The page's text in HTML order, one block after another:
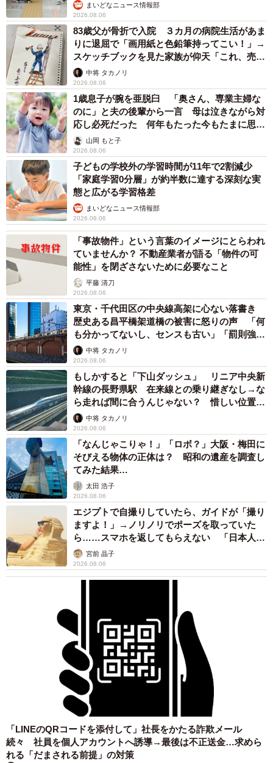
まいどなニュース情報部
2026.08.06
83歳父が骨折で入院 ３カ月の病院生活があま
りに退屈で「画用紙と色鉛筆持ってこい！」→
スケッチブックを見た家族が仰天「これ、売れ
ますよ…」
中将 タカノリ
2026.08.06
1歳息子が腕を亜脱臼 「奥さん、専業主婦な
のに」と夫の後輩から一言 母は泣きながら対
応し必死だった 何年もたった今もたまに思い
出し…山岡 もと子
2026.08.06
子どもの学校外の学習時間が11年で2割減少
「家庭学習0分層」が約半数に達する深刻な実
態と広がる学習格差
まいどなニュース情報部
2026.08.06
「事故物件」という言葉のイメージにとらわれ
ていませんか？ 不動産業者が語る「物件の可
能性」を閉ざさないために必要なこと
平藤 清刀
2026.08.06
東京・千代田区の中央線高架に心ない落書き
歴史ある昌平橋架道橋の被害に怒りの声 「何
も分かってないし、センスも古い」「罰則強化
して」中将 タカノリ
2026.08.06
もしかすると「下山ダッシュ」 リニア中央新
幹線の長野県駅 在来線との乗り継ぎなし→な
ら走れば間に合うんじゃない？ 惜しい位置関
係が反響
中将 タカノリ
2026.08.06
「なんじゃこりゃ！」「ロボ？」大阪・梅田に
そびえる物体の正体は？ 昭和の遺産を調査し
てみた結果…
太田 浩子
2026.08.06
エジプトで自撮りしていたら、ガイドが「撮り
ますよ！」→ノリノリでポーズを取っていた
ら……スマホを返してもらえない 「日本人は
カモ代表かも」「私は6時間で3万円払った」
宮前 晶子
2026.08.06
「LINEのQRコードを添付して」社長をかたる詐欺メール
続々 社員を個人アカウントへ誘導→最後は不正送金…求めら
れる「だまされる前提」の対策